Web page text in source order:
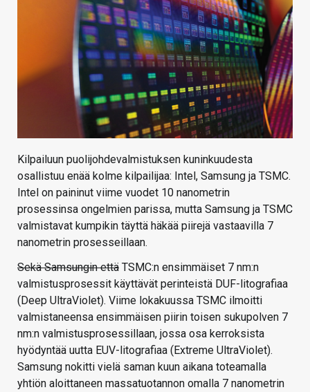
Kilpailuun puolijohdevalmistuksen kuninkuudesta
osallistuu enää kolme kilpailijaa: Intel, Samsung ja TSMC.
Intel on paininut viime vuodet 10 nanometrin
prosessinsa ongelmien parissa, mutta Samsung ja TSMC
valmistavat kumpikin täyttä häkää piirejä vastaavilla 7
nanometrin prosesseillaan.
Sekä Samsungin että TSMC:n ensimmäiset 7 nm:n
valmistusprosessit käyttävät perinteistä DUF-litografiaa
(Deep UltraViolet). Viime lokakuussa TSMC ilmoitti
valmistaneensa ensimmäisen piirin toisen sukupolven 7
nm:n valmistusprosessillaan, jossa osa kerroksista
hyödyntää uutta EUV-litografiaa (Extreme UltraViolet).
Samsung nokitti vielä saman kuun aikana toteamalla
yhtiön aloittaneen massatuotannon omalla 7 nanometrin